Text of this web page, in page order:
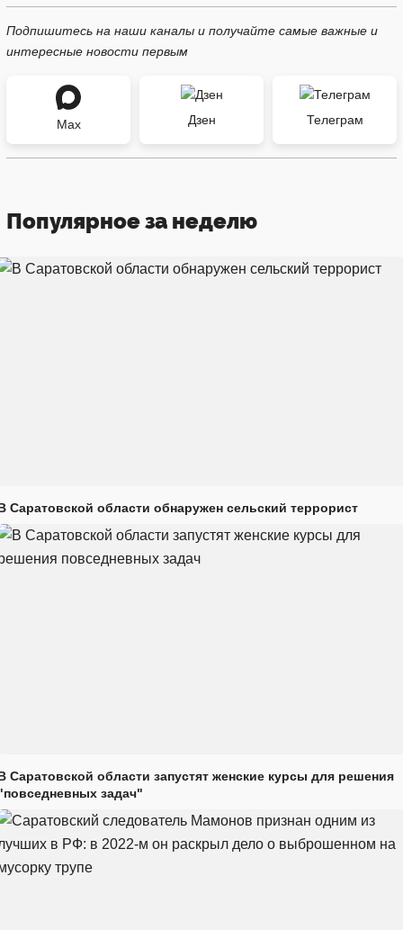
Подпишитесь на наши каналы и получайте самые важные и
интересные новости первым
Max Дзен Телеграм
Популярное за неделю
Саратовской области обнаружен сельский террорист
Саратовской области запустят женские курсы для решения
задач"